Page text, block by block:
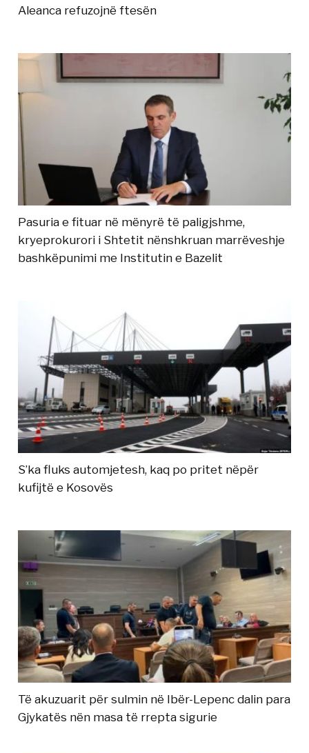
Aleanca refuzojnë ftesën
Pasuria e fituar në mënyrë të paligjshme,
kryeprokurori i Shtetit nënshkruan marrëveshje
bashkëpunimi me Institutin e Bazelit
S’ka fluks automjetesh, kaq po pritet nëpër
kufijtë e Kosovës
Të akuzuarit për sulmin në Ibër-Lepenc dalin para
Gjykatës nën masa të rrepta sigurie